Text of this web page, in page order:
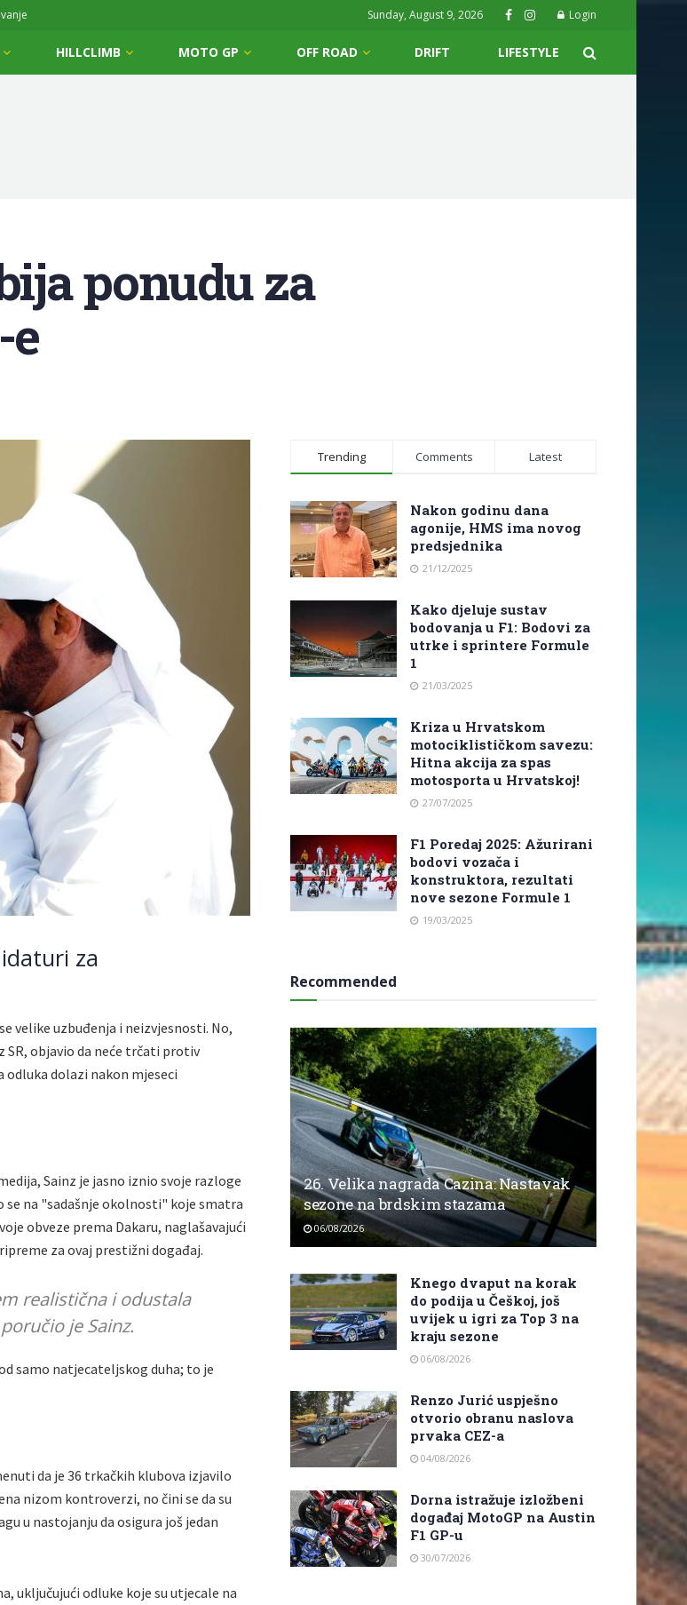
Sunday, August 9, 2026 Login
HILLCLIMB MOTO GP OFF ROAD DRIFT LIFESTYLE
ponudu za
za
velike uzbuđenja i neizvjesnosti. No,
SR, objavio da neće trčati protiv
odluka dolazi nakon mjeseci
Sainz je jasno iznio svoje razloge
se na "sadašnje okolnosti" koje smatra
obveze prema Dakaru, naglašavajući
za ovaj prestižni događaj.
realistična i odustala
je Sainz.
samo natjecateljskog duha; to je
da je 36 trkačkih klubova izjavilo
nizom kontroverzi, no čini se da su
u nastojanju da osigura još jedan
uključujući odluke koje su utjecale na
Trending Comments Latest
Nakon godinu dana
agonije, HMS ima novog
predsjednika
21/12/2025
Kako djeluje sustav
bodovanja u F1: Bodovi za
utrke i sprintere Formule
1
21/03/2025
Kriza u Hrvatskom
motociklističkom savezu:
Hitna akcija za spas
motosporta u Hrvatskoj!
27/07/2025
F1 Poredaj 2025: Ažurirani
bodovi vozača i
konstruktora, rezultati
nove sezone Formule 1
19/03/2025
Recommended
26. Velika nagrada Cazina: Nastavak
sezone na brdskim stazama
06/08/2026
Knego dvaput na korak
do podija u Češkoj, još
uvijek u igri za Top 3 na
kraju sezone
06/08/2026
Renzo Jurić uspješno
otvorio obranu naslova
prvaka CEZ-a
04/08/2026
Dorna istražuje izložbeni
događaj MotoGP na Austin
F1 GP-u
30/07/2026